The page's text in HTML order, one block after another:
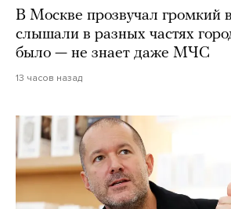
В Москве прозвучал громкий
слышали в разных частях
было — не знает даже МЧС
13 часов назад